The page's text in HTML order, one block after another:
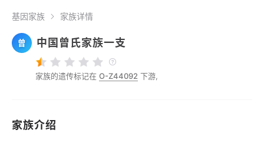
基因家族 家族详情
曾 中国曾氏家族一支
家族的遗传标记在 O-Z44092 下游,
家族介绍